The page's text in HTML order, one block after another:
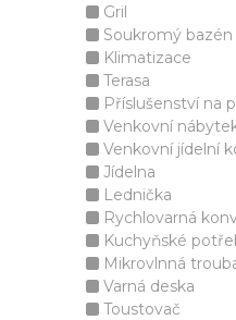
Gril
Soukromý bazén
Klimatizace
Terasa
Příslušenství na
Venkovní
Venkovní jídelní
Jídelna
Lednička
Rychlovarná
Kuchyňské
Mikrovlnná
Varná deska
Toustovač